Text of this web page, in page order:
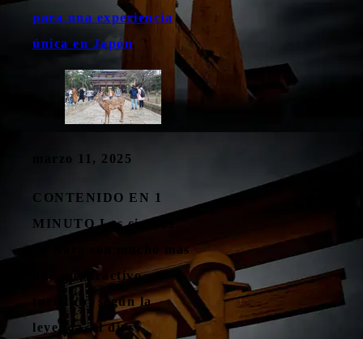
para una experiencia
única en Japón
marzo 11, 2025
CONTENIDO EN 1
MINUTO Los ciervos
de Nara son mucho más
que un atractivo
turístico: según la
leyenda, el dios